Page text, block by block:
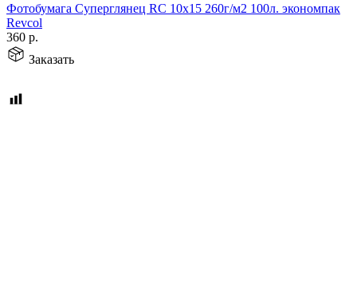
Фотобумага Суперглянец RC 10х15 260г/м2 100л. экономпак
Revcol
360 р.
Заказать